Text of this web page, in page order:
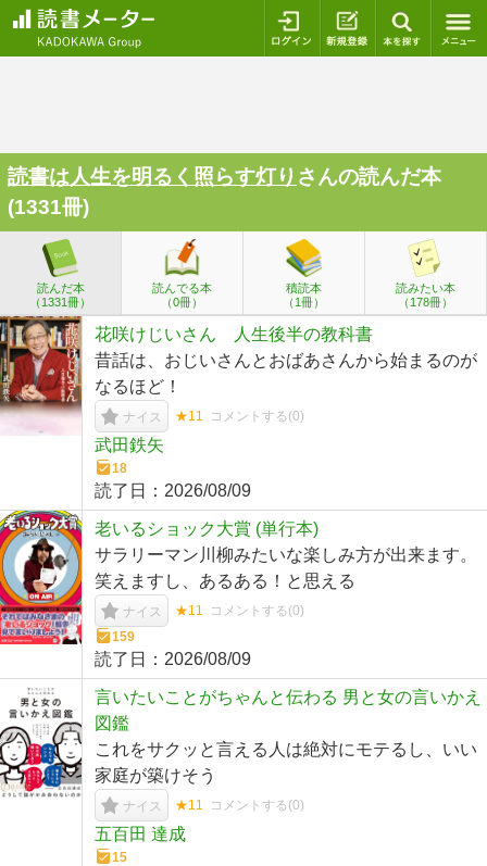
ログイン 新規登録
読書は人生を明るく照らす灯り さんの読んだ本
(1331冊)
読んだ本
（1331冊）
読んでる本
（0冊）
積読本
（1冊）
読みたい本
（178冊）
花咲けじいさん 人生後半の教科書
昔話は、おじいさんとおばあさんから始まるのが
なるほど！
ナイス ★11 コメントする(0)
武田鉄矢
18
読了日： 2026/08/09
老いるショック大賞 (単行本)
サラリーマン川柳みたいな楽しみ方が出来ます。
笑えますし、あるある！と思える
ナイス ★11 コメントする(0)
159
読了日： 2026/08/09
言いたいことがちゃんと伝わる 男と女の言いかえ
図鑑
これをサクッと言える人は絶対にモテるし、いい
家庭が築けそう
ナイス ★11 コメントする(0)
五百田 達成
15